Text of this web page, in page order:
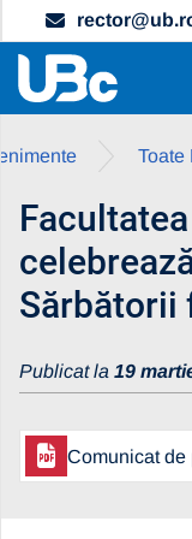
Toate
Sărbătorii
Publicat la 19
Comunicat de